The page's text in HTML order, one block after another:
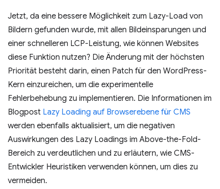
Jetzt, da eine bessere Möglichkeit zum Lazy-Load von
Bildern gefunden wurde, mit allen Bildeinsparungen und
einer schnelleren LCP-Leistung, wie können Websites
diese Funktion nutzen? Die Änderung mit der höchsten
Priorität besteht darin, einen Patch für den WordPress-
Kern einzureichen, um die experimentelle
Fehlerbehebung zu implementieren. Die Informationen im
Blogpost Lazy Loading auf Browserebene für CMS
werden ebenfalls aktualisiert, um die negativen
Auswirkungen des Lazy Loadings im Above-the-Fold-
Bereich zu verdeutlichen und zu erläutern, wie CMS-
Entwickler Heuristiken verwenden können, um dies zu
vermeiden.